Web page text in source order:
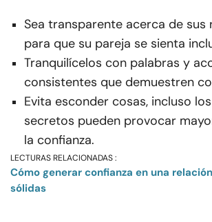
Sea transparente acerca de sus
para que su pareja se sienta
Tranquilícelos con palabras y
consistentes que demuestren
Evita esconder cosas, incluso
secretos pueden provocar
la confianza.
LECTURAS RELACIONADAS :
Cómo generar confianza en una
sólidas